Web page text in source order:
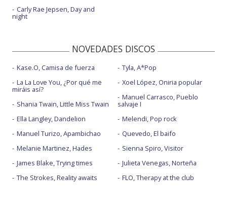
Carly Rae Jepsen, Day and
night
NOVEDADES DISCOS
Kase.O, Camisa de fuerza
La La Love You, ¿Por qué me
miráis así?
Shania Twain, Little Miss Twain
Ella Langley, Dandelion
Manuel Turizo, Apambichao
Melanie Martinez, Hades
James Blake, Trying times
The Strokes, Reality awaits
Tyla, A*Pop
Xoel López, Oniria popular
Manuel Carrasco, Pueblo
salvaje I
Melendi, Pop rock
Quevedo, El baifo
Sienna Spiro, Visitor
Julieta Venegas, Norteña
FLO, Therapy at the club